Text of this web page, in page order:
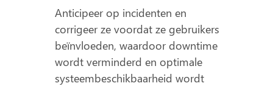
Anticipeer op incidenten en
corrigeer ze voordat ze gebruikers
beïnvloeden, waardoor downtime
wordt verminderd en optimale
systeembeschikbaarheid wordt